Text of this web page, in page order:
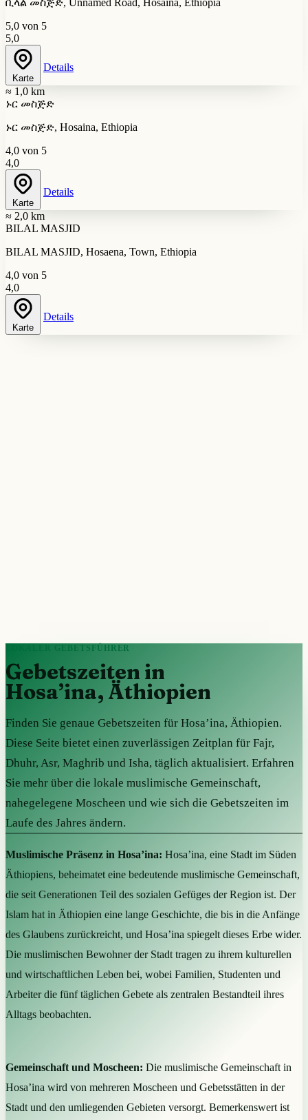
5,0 von 5
5,0
Karte
Details
≈ 1,0 km
ኑር መስጅድ
ኑር መስጅድ, Hosaina, Ethiopia
4,0 von 5
4,0
Karte
Details
≈ 2,0 km
BILAL MASJID
BILAL MASJID, Hosaena, Town, Ethiopia
4,0 von 5
4,0
Karte
Details
LOKALER GEBETSFÜHRER
Gebetszeiten in
Hosa’ina, Äthiopien
Finden Sie genaue Gebetszeiten für Hosa’ina, Äthiopien.
Diese Seite bietet einen zuverlässigen Zeitplan für Fajr,
Dhuhr, Asr, Maghrib und Isha, täglich aktualisiert. Erfahren
Sie mehr über die lokale muslimische Gemeinschaft,
nahegelegene Moscheen und wie sich die Gebetszeiten im
Laufe des Jahres ändern.
Muslimische Präsenz in Hosa’ina: Hosa’ina, eine Stadt im Süden
Äthiopiens, beheimatet eine bedeutende muslimische Gemeinschaft,
die seit Generationen Teil des sozialen Gefüges der Region ist. Der
Islam hat in Äthiopien eine lange Geschichte, die bis in die Anfänge
des Glaubens zurückreicht, und Hosa’ina spiegelt dieses Erbe wider.
Die muslimischen Bewohner der Stadt tragen zu ihrem kulturellen
und wirtschaftlichen Leben bei, wobei Familien, Studenten und
Arbeiter die fünf täglichen Gebete als zentralen Bestandteil ihres
Alltags beobachten.
Gemeinschaft und Moscheen: Die muslimische Gemeinschaft in
Hosa’ina wird von mehreren Moscheen und Gebetsstätten in der
Stadt und den umliegenden Gebieten versorgt. Bemerkenswert ist